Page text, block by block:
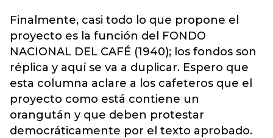
Finalmente, casi todo lo que propone el
proyecto es la función del FONDO
NACIONAL DEL CAFÉ (1940); los fondos son
réplica y aquí se va a duplicar. Espero que
esta columna aclare a los cafeteros que el
proyecto como está contiene un
orangután y que deben protestar
democráticamente por el texto aprobado.